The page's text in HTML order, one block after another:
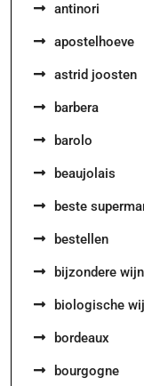
antinori
apostelhoeve
astrid joosten
barbera
barolo
beaujolais
beste
bestellen
bijzondere wijn
biologische
bordeaux
bourgogne